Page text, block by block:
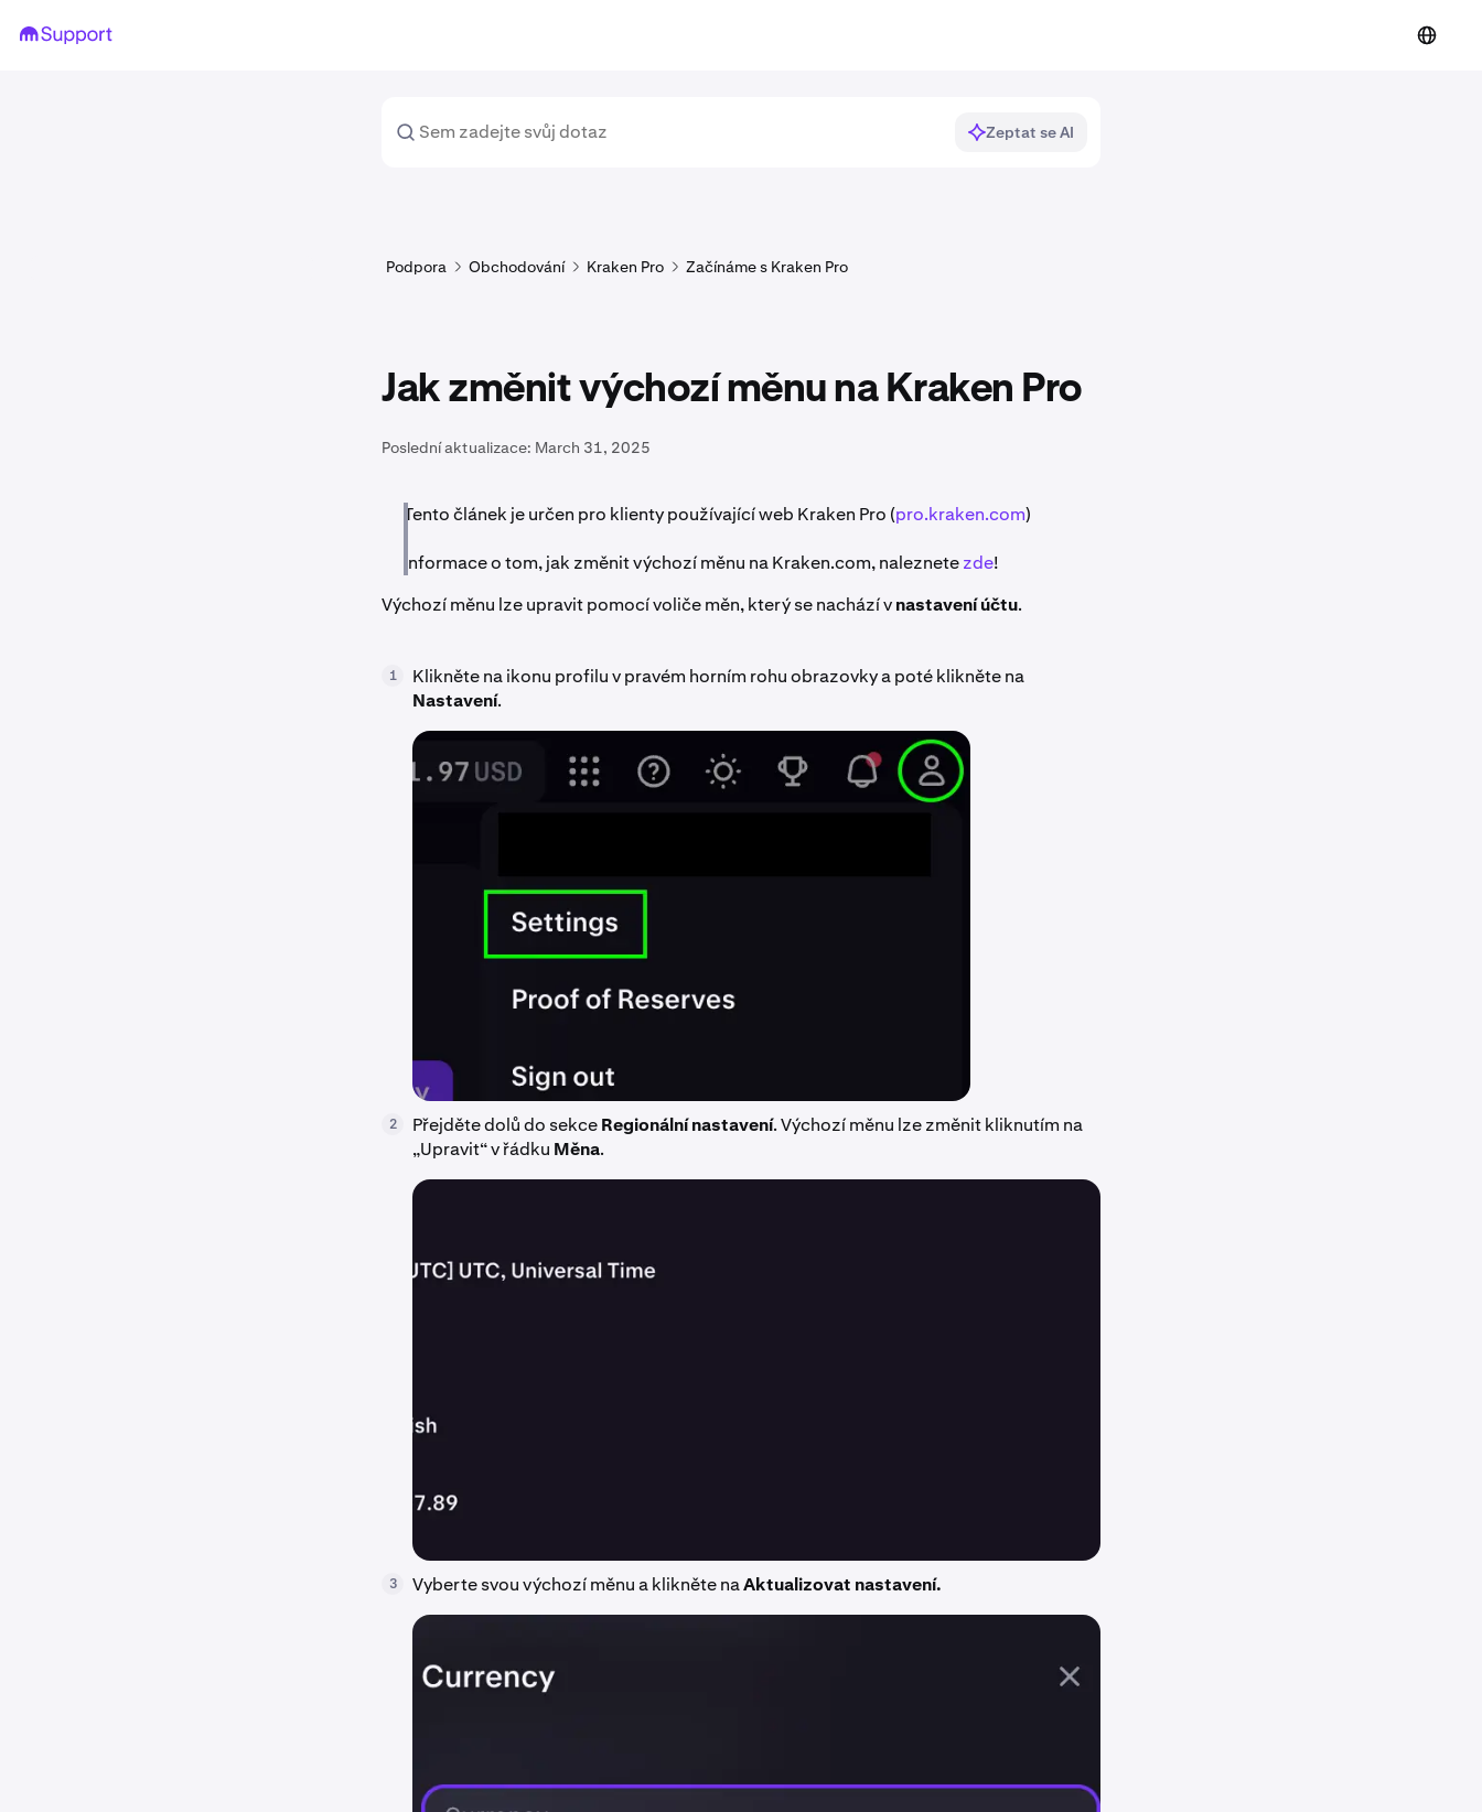
Zeptat se AI
Podpora Obchodování Kraken Pro Začínáme s Kraken Pro
Jak změnit výchozí měnu na Kraken Pro
Poslední aktualizace: March 31, 2025
Tento článek je určen pro klienty používající web Kraken Pro (pro.kraken.com)
Informace o tom, jak změnit výchozí měnu na Kraken.com, naleznetezde!
Výchozí měnu lze upravit pomocí voliče měn, který se nachází vnastavení účtu.
1
Klikněte na ikonu profilu v pravém horním rohu obrazovky a poté klikněte na
Nastavení.
2 Přejděte dolů do sekceRegionální nastavení. Výchozí měnu lze změnit kliknutím na
„Upravit“ v řádku Měna.
3 Vyberte svou výchozí měnu a klikněte naAktualizovat nastavení.